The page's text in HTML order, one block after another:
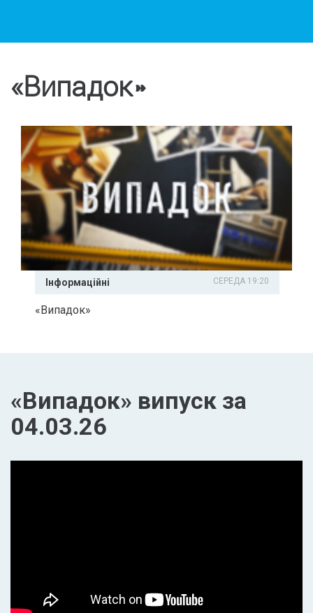
«Випадок»
Інформаційні СЕРЕДА 19:20
«Випадок»
«Випадок» випуск за
04.03.26